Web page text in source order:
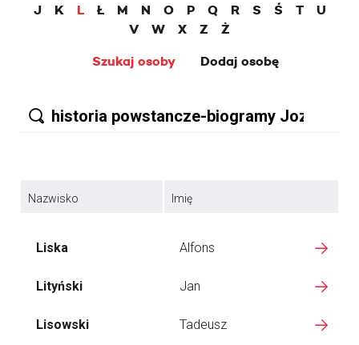
J
K L Ł M N O P Q R S Ś T
U
V
W X Z
Ż
Szukaj osoby
Dodaj osobę
Nazwisko Imię
Liska Alfons
Lityński Jan
Lisowski Tadeusz